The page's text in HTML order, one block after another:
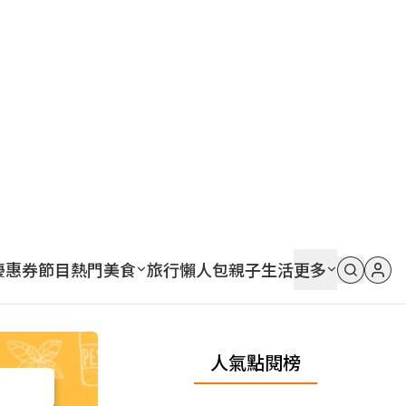
惠券節目熱門美食 旅行懶人包親子生活更多
人氣點閱榜